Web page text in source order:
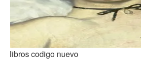
libros codigo nuevo